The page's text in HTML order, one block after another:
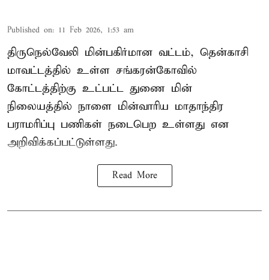
Published on: 11 Feb 2026, 1:53 am
திருநெல்வேலி மின்பகிர்மான வட்டம், தென்காசி
மாவட்டத்தில் உள்ள சங்கரன்கோவில்
கோட்டத்திற்கு உட்பட்ட துணை மின்
நிலையத்தில் நாளை மின்வாரிய மாதாந்திர
பராமரிப்பு பணிகள் நடைபெற உள்ளது என
அறிவிக்கப்பட்டுள்ளது.
Read More